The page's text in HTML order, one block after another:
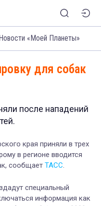
Новости «Моей Планеты»
для собак
после нападений
края приняли в трех
в регионе вводится
сообщает ТАСС.
специальный
информация как